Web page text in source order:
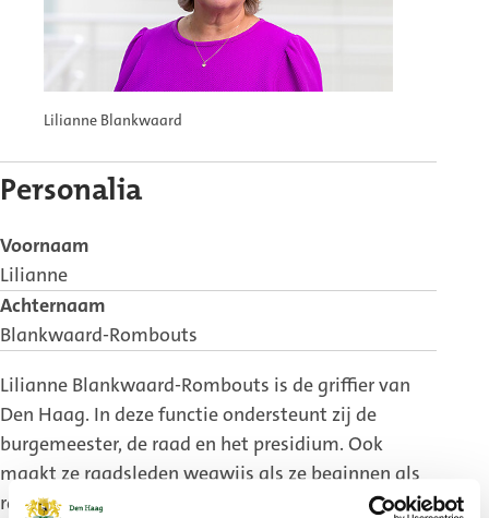
Lilianne Blankwaard
Personalia
Voornaam
Lilianne
Achternaam
Blankwaard-Rombouts
Lilianne Blankwaard-Rombouts is de griffier van
Den Haag. In deze functie ondersteunt zij de
burgemeester, de raad en het presidium. Ook
maakt ze raadsleden wegwijs als ze beginnen als
raadslid. Belangrijk is daarnaast dat het contact